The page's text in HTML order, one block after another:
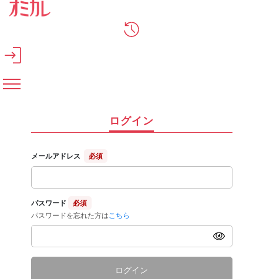
メインコンテンツへスキップ
ログイン
メールアドレス 必須
パスワード
必須
パスワードを忘れた方は こちら
ログイン